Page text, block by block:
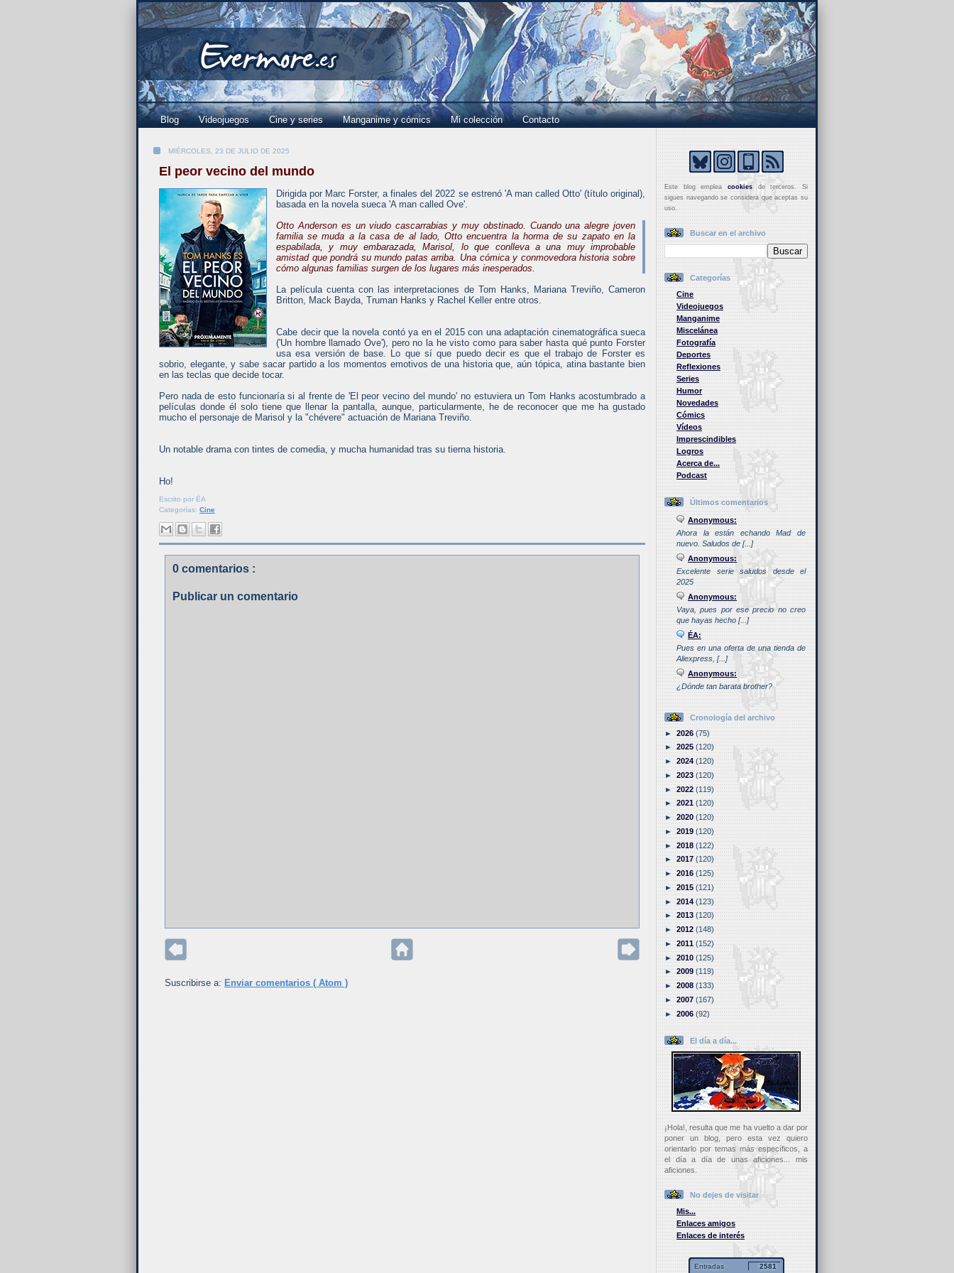
Blog Videojuegos Cine y series Manganime y cómics Mi colección Contacto
MIÉRCOLES, 23 DE JULIO DE 2025
El peor vecino del mundo
Dirigida por Marc Forster, a finales del 2022 se estrenó 'A man called Otto' (título original),
basada en la novela sueca 'A man called Ove'.
Otto Anderson es un viudo cascarrabias y muy obstinado. Cuando una alegre joven
familia se muda a la casa de al lado, Otto encuentra la horma de su zapato en la
espabilada, y muy embarazada, Marisol, lo que conlleva a una muy improbable
amistad que pondrá su mundo patas arriba. Una cómica y conmovedora historia sobre
cómo algunas familias surgen de los lugares más inesperados.
La película cuenta con las interpretaciones de Tom Hanks, Mariana Treviño, Cameron
Britton, Mack Bayda, Truman Hanks y Rachel Keller entre otros.
Cabe decir que la novela contó ya en el 2015 con una adaptación cinematográfica sueca
('Un hombre llamado Ove'), pero no la he visto como para saber hasta qué punto Forster
usa esa versión de base. Lo que sí que puedo decir es que el trabajo de Forster es
sobrio, elegante, y sabe sacar partido a los momentos emotivos de una historia que, aún tópica, atina bastante bien
en las teclas que decide tocar.
Pero nada de esto funcionaría si al frente de 'El peor vecino del mundo' no estuviera un Tom Hanks acostumbrado a
películas donde él solo tiene que llenar la pantalla, aunque, particularmente, he de reconocer que me ha gustado
mucho el personaje de Marisol y la "chévere" actuación de Mariana Treviño.
Un notable drama con tintes de comedia, y mucha humanidad tras su tierna historia.
Ho!
Escrito por ÉA
Categorías: Cine
0 comentarios :
Publicar un comentario
Suscribirse a: Enviar comentarios ( Atom )
Este blog empleacookies de terceros. Si
sigues navegando se considera que aceptas su
uso.
Buscar en el archivo
Categorías
Cine
Videojuegos
Manganime
Miscelánea
Fotografía
Deportes
Reflexiones
Series
Humor
Novedades
Cómics
Vídeos
Imprescindibles
Logros
Acerca de...
Podcast
Últimos comentarios
Anonymous:
Ahora la están echando Mad de
nuevo. Saludos de [...]
Anonymous:
Excelente serie saludos desde el
2025
Anonymous:
Vaya, pues por ese precio no creo
que hayas hecho [...]
ÉA:
Pues en una oferta de una tienda de
Aliexpress, [...]
Anonymous:
¿Dónde tan barata brother?
Cronología del archivo
►2026(75)
►2025(120)
►2024(120)
►2023(120)
►2022(119)
►2021(120)
►2020(120)
►2019(120)
►2018(122)
►2017(120)
►2016(125)
►2015(121)
►2014(123)
►2013(120)
►2012(148)
►2011(152)
►2010(125)
►2009(119)
►2008(133)
►2007(167)
►2006(92)
El día a día...
¡Hola!, resulta que me ha vuelto a dar por
poner un blog, pero esta vez quiero
orientarlo por temas más específicos, a
el día a día de unas aficiones... mis
aficiones.
No dejes de visitar
Mis...
Enlaces amigos
Enlaces de interés
Entradas 2581